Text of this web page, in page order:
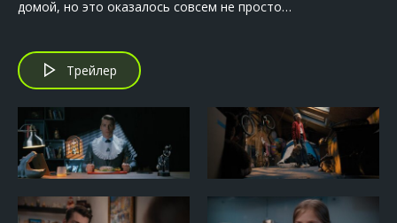
домой, но это оказалось совсем не просто…
Трейлер